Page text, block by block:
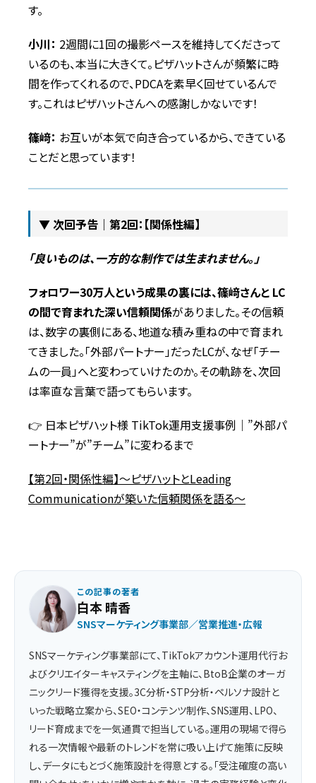
す。
小川： 2週間に1回の撮影ペースを維持してくださって
いるのも、本当に大きくて。ピザハットさんが頻繁に時
間を作ってくれるので、PDCAを素早く回せているんで
す。これはピザハットさんへの感謝しかないです！
篠﨑： お互いが本気で向き合っているから、できている
ことだと思っています！
▼ 次回予告｜第2回：【関係性編】
「良いものは、一方的な制作では生まれません。」
フォロワー30万人という成果の裏には、篠﨑さんと LC
の間で育まれた深い信頼関係がありました。その信頼
は、数字の裏側にある、地道な積み重ねの中で育まれ
てきました。「外部パートナー」だったLCが、なぜ「チー
ムの一員」へと変わっていけたのか。その軌跡を、次回
は率直な言葉で語ってもらいます。
👉 日本ピザハット様 TikTok運用支援事例｜”外部パ
ートナー”が”チーム”に変わるまで
【第2回・関係性編】〜ピザハットとLeading
Communicationが築いた信頼関係を語る〜
この記事の著者
白本 晴香
SNSマーケティング事業部／営業推進・広報
SNSマーケティング事業部にて、TikTokアカウント運用代行お
よびクリエイターキャスティングを主軸に、BtoB企業のオーガ
ニックリード獲得を支援。3C分析・STP分析・ペルソナ設計と
いった戦略立案から、SEO・コンテンツ制作、SNS運用、LPO、
リード育成までを一気通貫で担当している。運用の現場で得ら
れる一次情報や最新のトレンドを常に吸い上げて施策に反映
し、データにもとづく施策設計を得意とする。「受注確度の高い